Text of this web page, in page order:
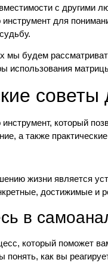
с другими
для
мы будем
использования
который
а также
жизни является
достижимые и
в
который поможет
понять, как вы